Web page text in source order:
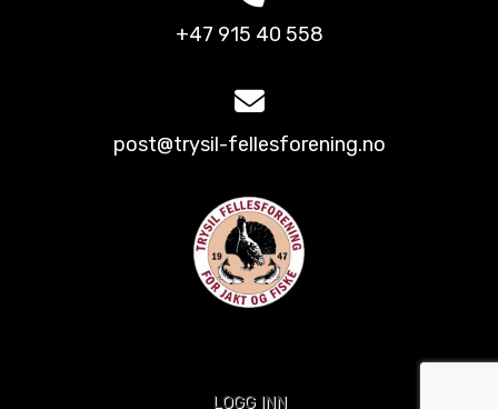
+47 915 40 558
post@trysil-fellesforening.no
LOGG INN